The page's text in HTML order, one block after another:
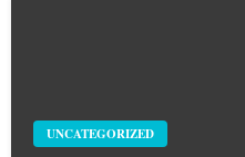
UNCATEGORIZED